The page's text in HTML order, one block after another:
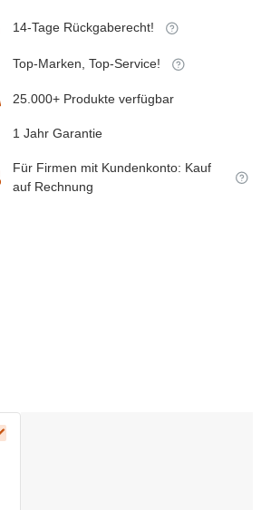
14-Tage Rückgaberecht!
Top-Marken, Top-Service!
25.000+ Produkte verfügbar
1 Jahr Garantie
Für Firmen mit Kundenkonto: Kauf
auf Rechnung